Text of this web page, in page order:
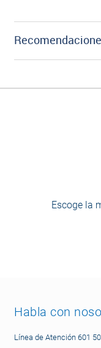
Escoge la
Habla con
Línea de Atención 601